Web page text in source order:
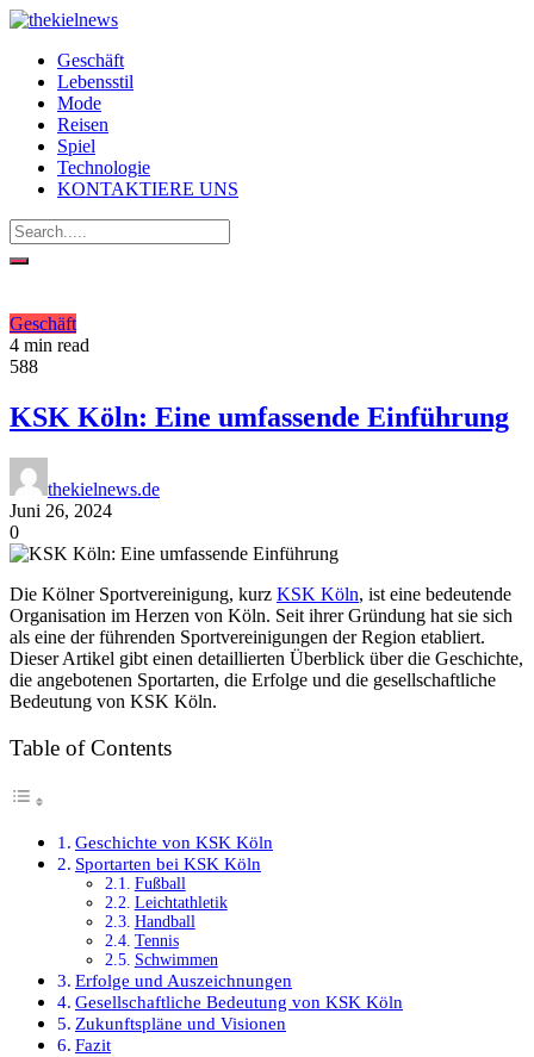
Geschäft
Lebensstil
Mode
Reisen
Spiel
Technologie
KONTAKTIERE UNS
Geschäft
4 min read
588
KSK Köln: Eine umfassende Einführung
thekielnews.de
Juni 26, 2024
0
Die Kölner Sportvereinigung, kurz KSK Köln, ist eine bedeutende
Organisation im Herzen von Köln. Seit ihrer Gründung hat sie sich
als eine der führenden Sportvereinigungen der Region etabliert.
Dieser Artikel gibt einen detaillierten Überblick über die Geschichte,
die angebotenen Sportarten, die Erfolge und die gesellschaftliche
Bedeutung von KSK Köln.
Table of Contents
Geschichte von KSK Köln
Sportarten bei KSK Köln
Fußball
Leichtathletik
Handball
Tennis
Schwimmen
Erfolge und Auszeichnungen
Gesellschaftliche Bedeutung von KSK Köln
Zukunftspläne und Visionen
Fazit